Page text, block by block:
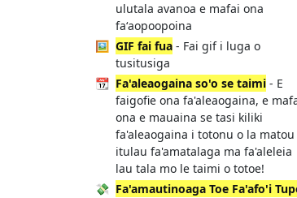
ulutala avanoa e mafai ona
faʻaopoopoina
🖼️ GIF fai fua - Fai gif i luga o
tusitusiga
📆 Fa'aleaogaina so'o se taimi - E
faigofie ona fa'aleaogaina, e
ona e mauaina se tasi kiliki
fa'aleaogaina i totonu o la matou
itulau fa'amatalaga ma fa'aleleia
lau tala mo le taimi o totoe!
💸 Fa'amautinoaga Toe Fa'afo'i